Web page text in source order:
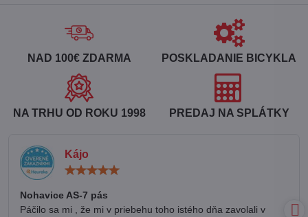
NAD 100€ ZDARMA POSKLADANIE BICYKLA
NA TRHU OD ROKU 1998 PREDAJ NA SPLÁTKY
Kájo
Nohavice AS-7 pás
Páčilo sa mi , že mi v priebehu toho istého dňa zavolali v